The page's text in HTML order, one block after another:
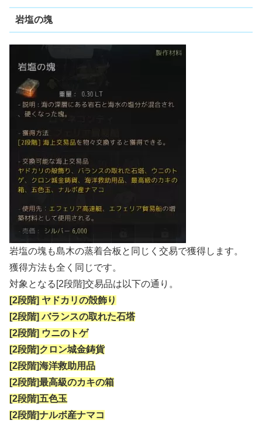
岩塩の塊
岩塩の塊も島木の蒸着合板と同じく交易で獲得します。
獲得方法も全く同じです。
対象となる[2段階]交易品は以下の通り。
[2段階] ヤドカリの殻飾り
[2段階] バランスの取れた石塔
[2段階] ウニのトゲ
[2段階]クロン城金鋳貨
[2段階]海洋救助用品
[2段階]最高級のカキの箱
[2段階]五色玉
[2段階]ナルボ産ナマコ